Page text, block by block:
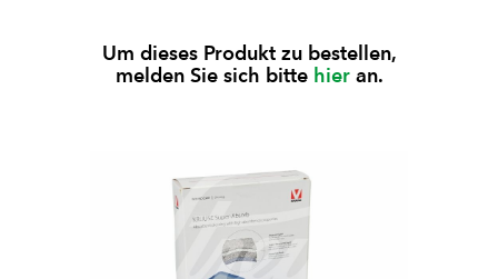
Um dieses Produkt zu bestellen,
melden Sie sich bitte hieran.